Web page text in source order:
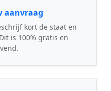
aanvraag
kort de staat en
is 100% gratis en